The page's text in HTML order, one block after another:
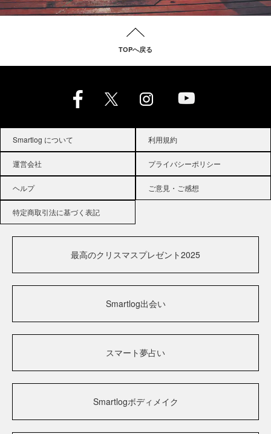
TOPへ戻る
Smartlog について 利用規約
運営会社 プライバシーポリシー
ヘルプ ご意見・ご感想
特定商取引法に基づく表記
最高のクリスマスプレゼント2025
Smartlog出会い
スマート夢占い
Smartlogボディメイク